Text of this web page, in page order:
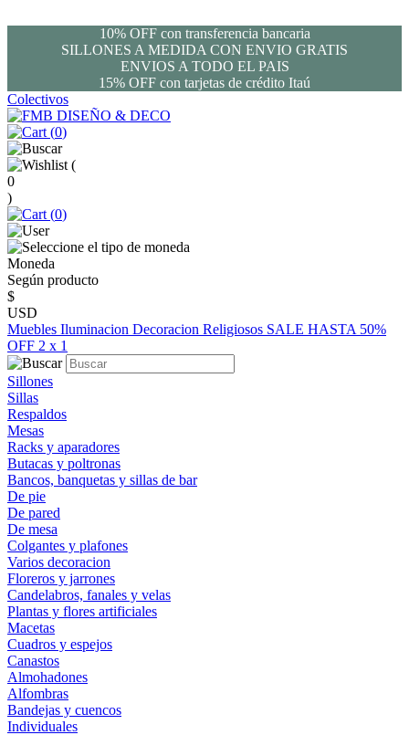
10% OFF con transferencia bancaria
SILLONES A MEDIDA CON ENVIO GRATIS
ENVIOS A TODO EL PAIS
15% OFF con tarjetas de crédito Itaú
Colectivos
(0)
(
0
)
(0)
Moneda
Según producto
$
USD
Muebles Iluminacion Decoracion Religiosos SALE HASTA 50%
OFF 2 x 1
Sillones
Sillas
Respaldos
Mesas
Racks y aparadores
Butacas y poltronas
Bancos, banquetas y sillas de bar
De pie
De pared
De mesa
Colgantes y plafones
Varios decoracion
Floreros y jarrones
Candelabros, fanales y velas
Plantas y flores artificiales
Macetas
Cuadros y espejos
Canastos
Almohadones
Alfombras
Bandejas y cuencos
Individuales